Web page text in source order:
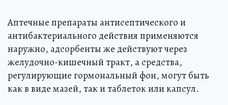
Аптечные препараты антисептического и
антибактериального действия применяются
наружно, адсорбенты же действуют через
желудочно-кишечный тракт, а средства,
регулирующие гормональный фон, могут быть
как в виде мазей, так и таблеток или капсул.